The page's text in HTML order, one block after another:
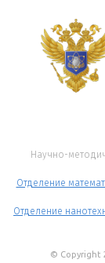
Научно-
Отделение
Отделение
© Copyright